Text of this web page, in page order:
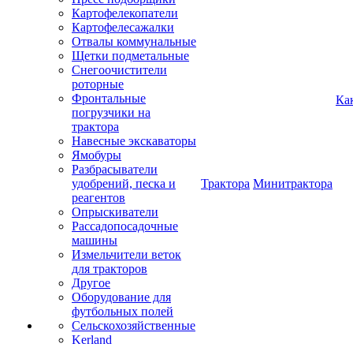
Картофелекопатели
Картофелесажалки
Отвалы коммунальные
Щетки подметальные
Снегоочистители
роторные
Фронтальные
погрузчики на
трактора
Навесные экскаваторы
Ямобуры
Разбрасыватели
удобрений, песка и
реагентов
Опрыскиватели
Рассадопосадочные
машины
Измельчители веток
для тракторов
Другое
Оборудование для
футбольных полей
Сельскохозяйственные
Kerland
Трактора Минитрактора